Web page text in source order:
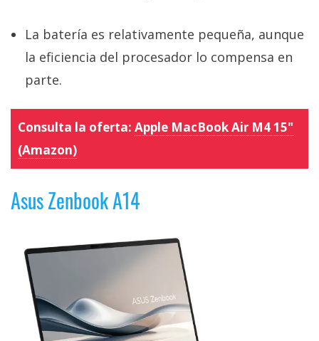
La batería es relativamente pequeña, aunque
la eficiencia del procesador lo compensa en
parte.
Consulta la oferta: Apple MacBook Air M4 15"
(Amazon)
Asus Zenbook A14